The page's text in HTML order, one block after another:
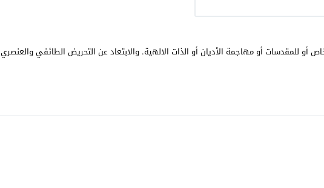
أو للمقدسات أو مهاجمة الأديان أو الذات الالهية. والابتعاد عن التحريض الطائفي والعنصري